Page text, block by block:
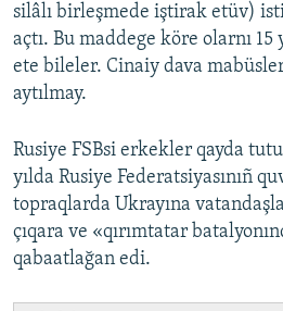
silâlı birleşmede iştirak etüv)
açtı. Bu maddege köre olarnı
ete bileler. Cinaiy dava
aytılmay.
Rusiye FSBsi erkekler qayda
yılda Rusiye Federatsiyasınıñ
topraqlarda Ukrayına
çıqara ve «qırımtatar
qabaatlağan edi.